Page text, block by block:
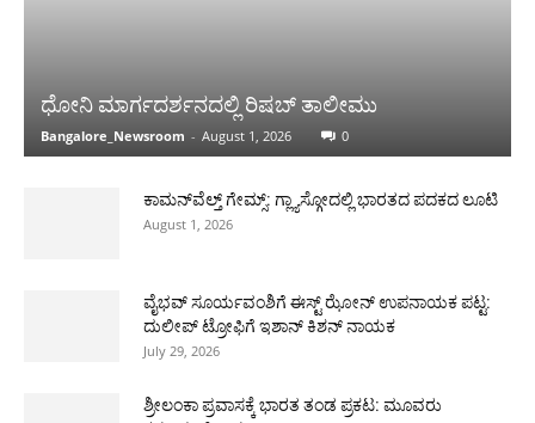
ಧೋನಿ ಮಾರ್ಗದರ್ಶನದಲ್ಲಿ ರಿಷಬ್ ತಾಲೀಮು
Bangalore_Newsroom - August 1, 2026 0
ಕಾಮನ್‌ವೆಲ್ತ್ ಗೇಮ್ಸ್: ಗ್ಲ್ಯಾಸ್ಗೋದಲ್ಲಿ ಭಾರತದ ಪದಕದ ಲೂಟಿ
August 1, 2026
ವೈಭವ್ ಸೂರ್ಯವಂಶಿಗೆ ಈಸ್ಟ್ ಝೋನ್ ಉಪನಾಯಕ ಪಟ್ಟ:
ದುಲೀಪ್ ಟ್ರೋಫಿಗೆ ಇಶಾನ್ ಕಿಶನ್ ನಾಯಕ
July 29, 2026
ಶ್ರೀಲಂಕಾ ಪ್ರವಾಸಕ್ಕೆ ಭಾರತ ತಂಡ ಪ್ರಕಟ: ಮೂವರು